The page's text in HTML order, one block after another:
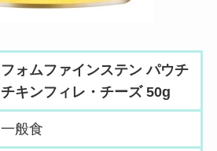
フォムファインステン パウチ
チキンフィレ・チーズ 50g
一般食